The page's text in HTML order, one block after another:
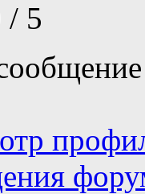
/ 5